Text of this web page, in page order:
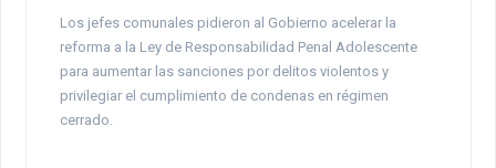
Los jefes comunales pidieron al Gobierno acelerar la
reforma a la Ley de Responsabilidad Penal Adolescente
para aumentar las sanciones por delitos violentos y
privilegiar el cumplimiento de condenas en régimen
cerrado.